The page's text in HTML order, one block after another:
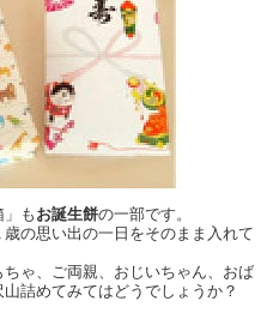
も お誕生餅の一部です。
の思い出の一日をそのまま入れて
ゃ、ご両親、おじいちゃん、おば
詰めてみてはどうでしょうか？